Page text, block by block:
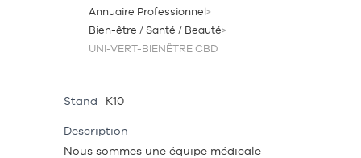
Annuaire Professionnel>
Bien-être / Santé / Beauté>
UNI-VERT-BIENÊTRE CBD
Stand K10
Description
Nous sommes une équipe médicale